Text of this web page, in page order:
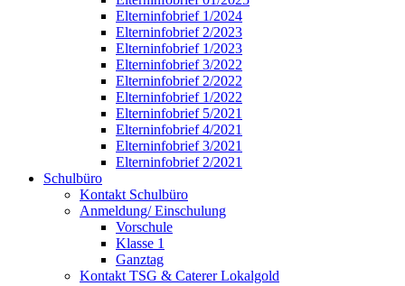
Elterninfobrief 1/2024
Elterninfobrief 2/2023
Elterninfobrief 1/2023
Elterninfobrief 3/2022
Elterninfobrief 2/2022
Elterninfobrief 1/2022
Elterninfobrief 5/2021
Elterninfobrief 4/2021
Elterninfobrief 3/2021
Elterninfobrief 2/2021
Schulbüro
Kontakt Schulbüro
Anmeldung/ Einschulung
Vorschule
Klasse 1
Ganztag
Kontakt TSG & Caterer Lokalgold